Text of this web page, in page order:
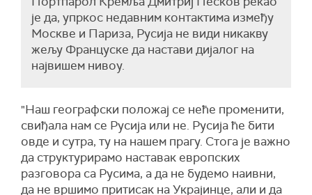
је да, упркос недавним контактима између
Москве и Париза, Русија не види никакву
жељу Француске да настави дијалог на
највишем нивоу.
"Наш географски положај се неће променити,
свиђала нам се Русија или не. Русија ће бити
овде и сутра, ту на нашем прагу. Стога је важно
да структурирамо наставак европских
разговора са Русима, а да не будемо наивни,
да не вршимо притисак на Украјинце, али и да